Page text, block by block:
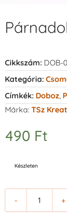
Cikkszám: DOB-
Kategória:
Címkék: Doboz
Márka: TSz
490 Ft
Készleten
- +